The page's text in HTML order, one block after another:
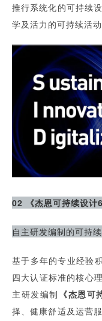
推行系统化的可持续
学及活力的可持续活动
02 《杰恩可持续设计
自主研发编制的可持
基于多年的专业经验
四大认证标准的核心
主研发编制 《杰恩可
择、健康舒适及运营